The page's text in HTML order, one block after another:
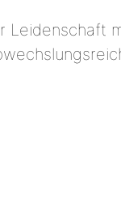
Leidenschaft